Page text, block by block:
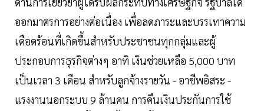
ออกมาตรการอย่างต่อเนื่อง เพื่อลดภาระและบรรเทาความ
เดือดร้อนที่เกิดขึ้นสำหรับประชาชนทุกกลุ่มและผู้
ประกอบการธุรกิจต่างๆ อาทิ เงินช่วยเหลือ 5,000 บาท
เป็นเวลา 3 เดือน สำหรับลูกจ้างรายวัน - อาชีพอิสระ -
แรงงานนอกระบบ 9 ล้านคน การคืนเงินประกันการใช้